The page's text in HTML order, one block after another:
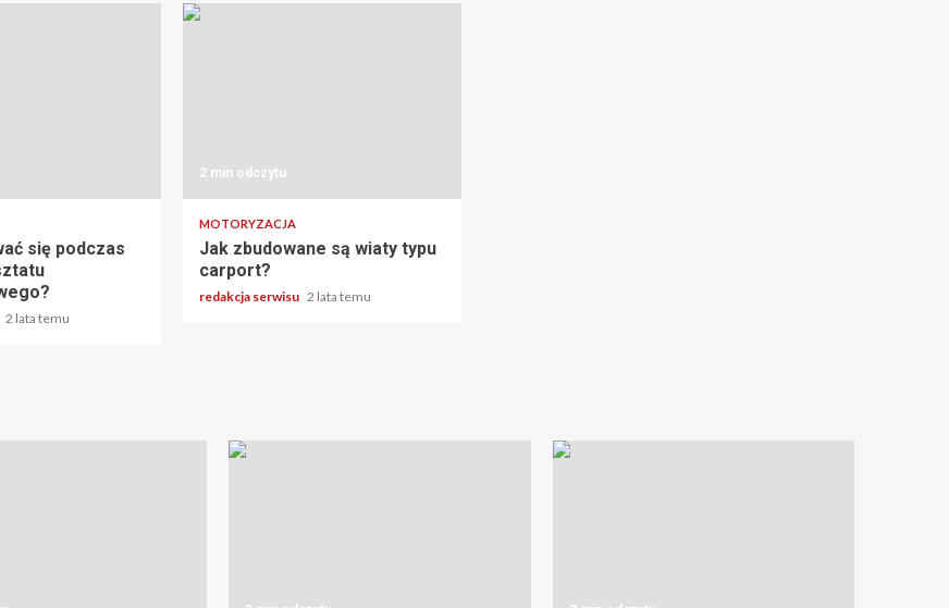
się podczas
2 lata temu
2 min odczytu
MOTORYZACJA
Jak zbudowane są wiaty typu
carport?
redakcja serwisu 2 lata temu